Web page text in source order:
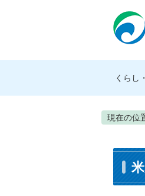
くらし
現在の位